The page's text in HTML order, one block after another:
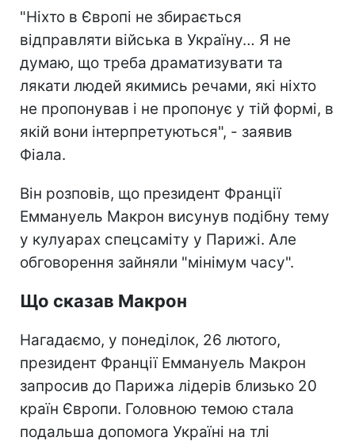
"Ніхто в Європі не збирається
відправляти війська в Україну… Я не
думаю, що треба драматизувати та
лякати людей якимись речами, які ніхто
не пропонував і не пропонує у тій формі, в
якій вони інтерпретуються", - заявив
Фіала.
Він розповів, що президент Франції
Еммануель Макрон висунув подібну тему
у кулуарах спецсаміту у Парижі. Але
обговорення зайняли "мінімум часу".
Що сказав Макрон
Нагадаємо, у понеділок, 26 лютого,
президент Франції Еммануель Макрон
запросив до Парижа лідерів близько 20
країн Європи. Головною темою стала
подальша допомога Україні на тлі